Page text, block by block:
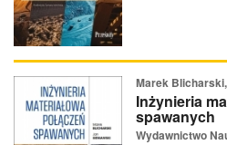
Marek
Inżynieria
spawanych
Wydawnictwo